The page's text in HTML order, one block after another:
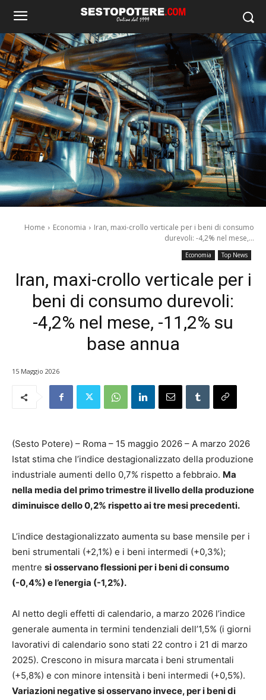
Home Economia
Iran, maxi-crollo verticale per i beni di consumo
durevoli: -4,2% nel mese,...
Economia Top News
Iran, maxi-crollo verticale per i
beni di consumo durevoli:
-4,2% nel mese, -11,2% su
base annua
15 Maggio 2026
(Sesto Potere) – Roma – 15 maggio 2026 – A marzo 2026
Istat stima che l’indice destagionalizzato della produzione
industriale aumenti dello 0,7% rispetto a febbraio. Ma
nella media del primo trimestre il livello della produzione
diminuisce dello 0,2% rispetto ai tre mesi precedenti.
L’indice destagionalizzato aumenta su base mensile per i
beni strumentali (+2,1%) e i beni intermedi (+0,3%);
mentre si osservano flessioni per i beni di consumo
(-0,4%) e l’energia (-1,2%).
Al netto degli effetti di calendario, a marzo 2026 l’indice
generale aumenta in termini tendenziali dell’1,5% (i giorni
lavorativi di calendario sono stati 22 contro i 21 di marzo
2025). Crescono in misura marcata i beni strumentali
(+5,8%) e con minore intensità i beni intermedi (+0,5%).
Variazioni negative si osservano invece, per i beni di